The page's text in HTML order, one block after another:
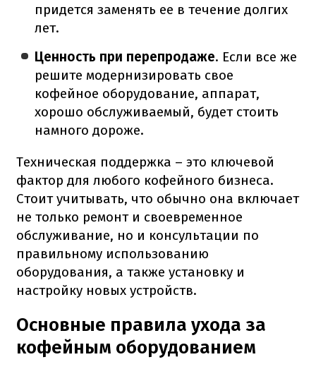
придется заменять ее в течение долгих
лет.
Ценность при перепродаже. Если все же
решите модернизировать свое
кофейное оборудование, аппарат,
хорошо обслуживаемый, будет стоить
намного дороже.
Техническая поддержка – это ключевой
фактор для любого кофейного бизнеса.
Стоит учитывать, что обычно она включает
не только ремонт и своевременное
обслуживание, но и консультации по
правильному использованию
оборудования, а также установку и
настройку новых устройств.
Основные правила ухода за
кофейным оборудованием